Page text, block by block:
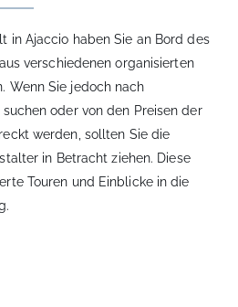
in Ajaccio haben Sie an Bord des
verschiedenen organisierten
Wenn Sie jedoch nach
oder von den Preisen der
werden, sollten Sie die
in Betracht ziehen. Diese
Touren und Einblicke in die